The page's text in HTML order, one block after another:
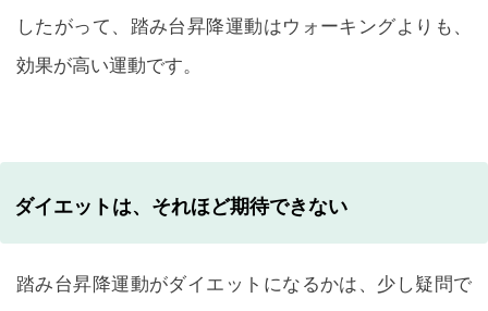
したがって、踏み台昇降運動はウォーキングよりも、
効果が高い運動です。
ダイエットは、それほど期待できない
踏み台昇降運動がダイエットになるかは、少し疑問で